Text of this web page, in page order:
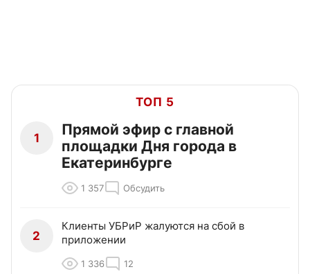
ТОП 5
1
Прямой эфир с главной
площадки Дня города в
Екатеринбурге
1 357 Обсудить
2
Клиенты УБРиР жалуются на сбой в
приложении
1 336 12